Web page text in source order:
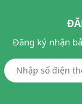
Đăng ký nhận